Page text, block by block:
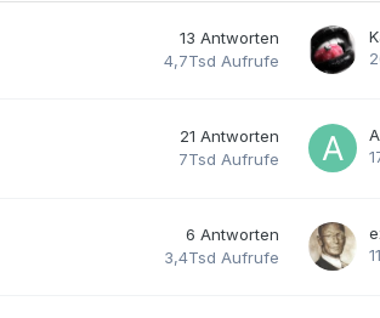
13 Antworten
4,7Tsd Aufrufe
21 Antworten
7Tsd Aufrufe
6 Antworten
3,4Tsd Aufrufe